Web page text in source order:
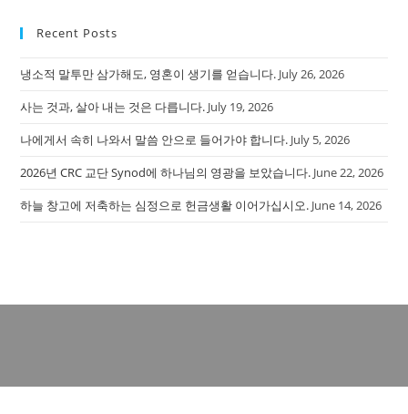
Recent Posts
냉소적 말투만 삼가해도, 영혼이 생기를 얻습니다. July 26, 2026
사는 것과, 살아 내는 것은 다릅니다. July 19, 2026
나에게서 속히 나와서 말씀 안으로 들어가야 합니다. July 5, 2026
2026년 CRC 교단 Synod에 하나님의 영광을 보았습니다. June 22, 2026
하늘 창고에 저축하는 심정으로 헌금생활 이어가십시오. June 14, 2026